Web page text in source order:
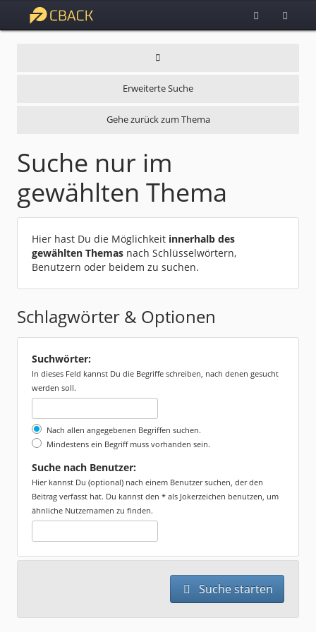
Erweiterte Suche
Gehe zurück zum Thema
Suche nur im
gewählten Thema
Hier hast Du die Möglichkeit innerhalb des
gewählten Themas nach Schlüsselwörtern,
Benutzern oder beidem zu suchen.
Schlagwörter & Optionen
Suchwörter:
In dieses Feld kannst Du die Begriffe schreiben, nach denen gesucht
werden soll.
Nach allen angegebenen Begriffen suchen.
Mindestens ein Begriff muss vorhanden sein.
Suche nach Benutzer:
Hier kannst Du (optional) nach einem Benutzer suchen, der den
Beitrag verfasst hat. Du kannst den * als Jokerzeichen benutzen, um
ähnliche Nutzernamen zu finden.
Suche starten